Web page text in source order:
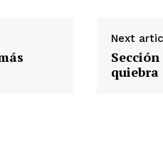
Next
quiebra